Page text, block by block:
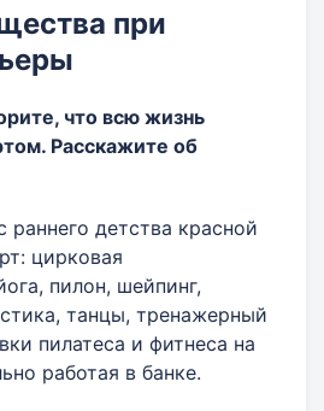
при
что всю жизнь
Расскажите об
детства красной
цирковая
пилон, шейпинг,
танцы, тренажерный
пилатеса и фитнеса на
работая в банке.